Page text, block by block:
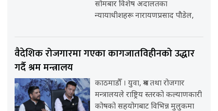
सोमबार विशेष अदालतका
न्यायाधीशहरू नारायणप्रसाद पौडेल,
वैदेशिक रोजगारमा गएका कागजातविहीनको उद्धार
गर्दै श्रम मन्त्रालय
काठमाडौँ । युवा, श्रम तथा रोजगार
मन्त्रालयले राष्ट्रिय स्तरको कल्याणकारी
कोषको सहयोगबाट विभिन्न मुलुकमा